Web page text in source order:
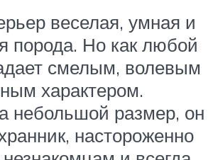
веселая, умная и
порода. Но как любой
смелым, волевым
характером.
небольшой размер, он
настороженно